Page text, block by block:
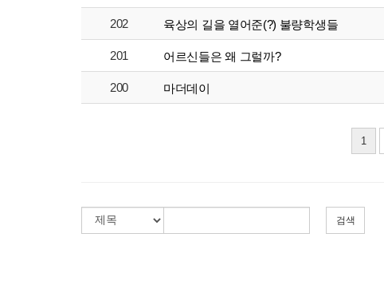
202 육상의 길을 열어준(?) 불량학생들
201 어르신들은 왜 그럴까?
200 마더데이
1
검색